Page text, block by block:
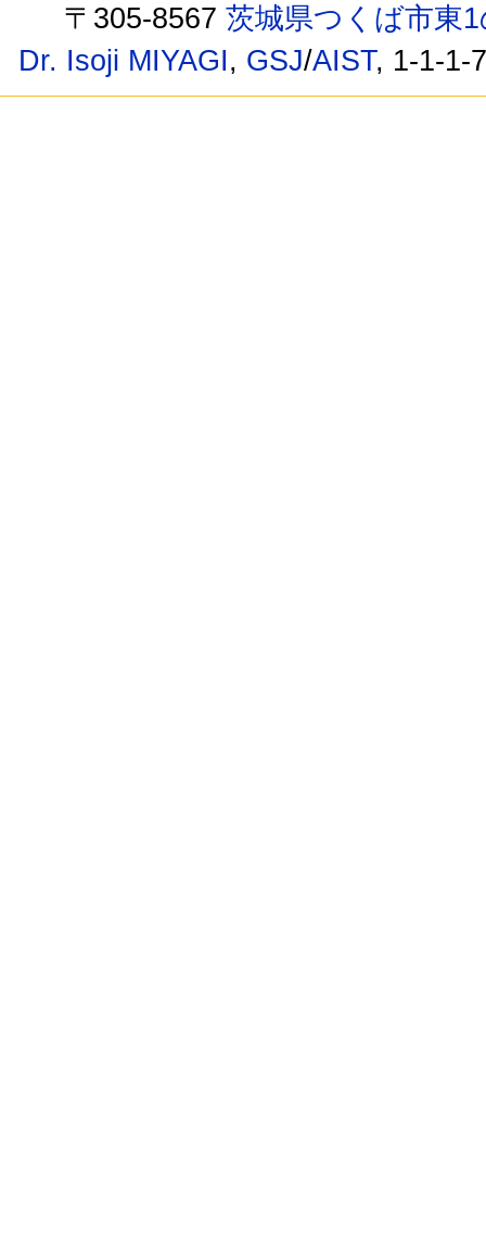
〒305-8567茨城県つくば市東
Dr. Isoji MIYAGI, GSJ/AIST, 1-1-1-